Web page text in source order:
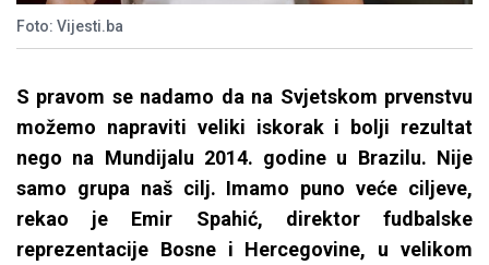
Foto: Vijesti.ba
S pravom se nadamo da na Svjetskom prvenstvu
možemo napraviti veliki iskorak i bolji rezultat
nego na Mundijalu 2014. godine u Brazilu. Nije
samo grupa naš cilj. Imamo puno veće ciljeve,
rekao je Emir Spahić, direktor fudbalske
reprezentacije Bosne i Hercegovine, u velikom